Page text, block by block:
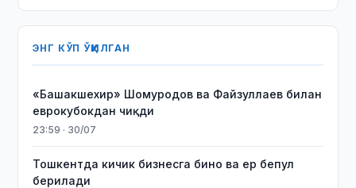
ЭНГ КЎП ЎҚИЛГАН
«Башакшехир» Шомуродов ва Файзуллаев билан
еврокубокдан чиқди
23:59 · 30/07
Тошкентда кичик бизнесга бино ва ер бепул
берилади